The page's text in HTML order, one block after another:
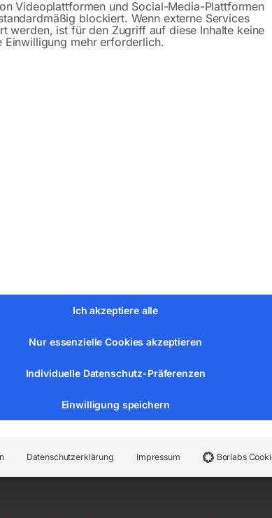
Kategorien:Holzbearbeitung,
Videoplattformen und Social-Media-Plattformen
blockiert. Wenn externe Services
werden, ist für den Zugriff auf diese Inhalte keine
Einwilligung mehr erforderlich.
Ich akzeptiere alle
Nur essenzielle Cookies akzeptieren
Individuelle Datenschutz-Präferenzen
Einwilligung speichern
Datenschutzerklärung Impressum Borlabs